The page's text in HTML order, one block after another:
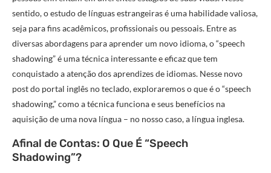
sentido, o estudo de línguas estrangeiras é uma habilidade valiosa,
seja para fins acadêmicos, profissionais ou pessoais. Entre as
diversas abordagens para aprender um novo idioma, o “speech
shadowing” é uma técnica interessante e eficaz que tem
conquistado a atenção dos aprendizes de idiomas. Nesse novo
post do portal inglês no teclado, exploraremos o que é o “speech
shadowing,” como a técnica funciona e seus benefícios na
aquisição de uma nova língua – no nosso caso, a língua inglesa.
Afinal de Contas: O Que É “Speech
Shadowing”?